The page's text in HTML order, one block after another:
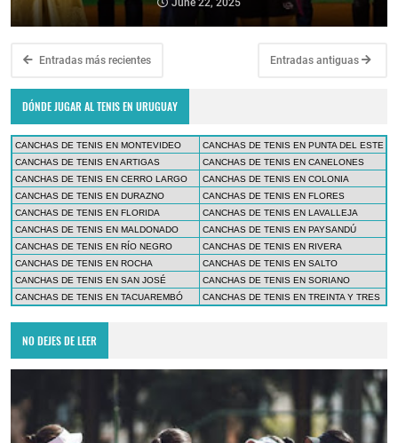
June 22, 2025
Entradas más recientes Entradas antiguas
DÓNDE JUGAR AL TENIS EN URUGUAY
CANCHAS DE TENIS EN MONTEVIDEO
CANCHAS DE TENIS EN PUNTA DEL ESTE
CANCHAS DE TENIS EN ARTIGAS
CANCHAS DE TENIS EN CANELONES
CANCHAS DE TENIS EN CERRO LARGO
CANCHAS DE TENIS EN COLONIA
CANCHAS DE TENIS EN DURAZNO
CANCHAS DE TENIS EN FLORES
CANCHAS DE TENIS EN FLORIDA
CANCHAS DE TENIS EN LAVALLEJA
CANCHAS DE TENIS EN MALDONADO
CANCHAS DE TENIS EN PAYSANDÚ
CANCHAS DE TENIS EN RÍO NEGRO
CANCHAS DE TENIS EN RIVERA
CANCHAS DE TENIS EN ROCHA
CANCHAS DE TENIS EN SALTO
CANCHAS DE TENIS EN SAN JOSÉ
CANCHAS DE TENIS EN SORIANO
CANCHAS DE TENIS EN TACUAREMBÓ
CANCHAS DE TENIS EN TREINTA Y TRES
NO DEJES DE LEER